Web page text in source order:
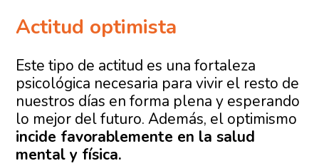
Actitud optimista
Este tipo de actitud es una fortaleza
psicológica necesaria para vivir el resto de
nuestros días en forma plena y esperando
lo mejor del futuro. Además, el optimismo
incide favorablemente en la salud
mental y física.